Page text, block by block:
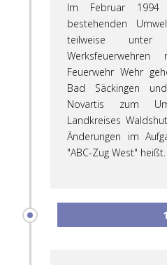
Im Februar
bestehenden
teilweise unter
Feuerwehr Wehr
Bad Säckingen
Novartis zum
Landkreises
Änderungen im
"ABC-Zug West" heißt.